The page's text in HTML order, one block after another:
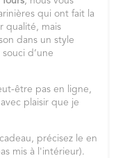
qui ont fait la
qualité, mais
dans un style
d’une
être pas en ligne,
plaisir que je
précisez le en
mis à l'intérieur).